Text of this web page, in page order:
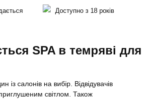
Доступно з 18 років
SPA в темряві для
із салонів на вибір. Відвідувачів
світлом. Також